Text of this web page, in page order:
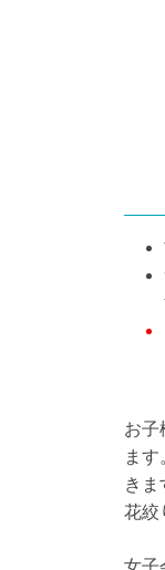
お子
ま
き
花絞
女子